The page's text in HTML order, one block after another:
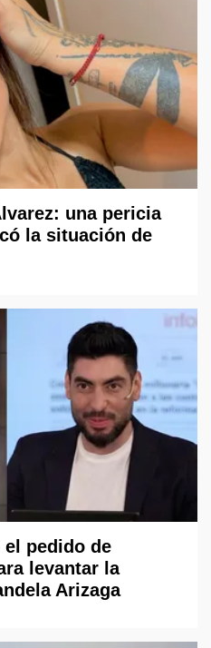
una pericia
la situación de
pedido de
levantar la
Arizaga